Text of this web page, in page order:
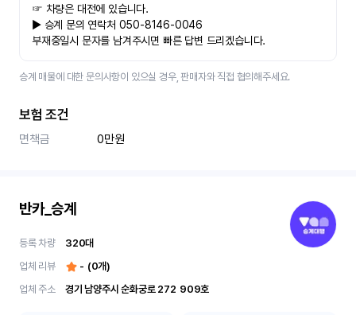
☞ 차량은 대전에 있습니다.
▶ 승계 문의 연락처 050-8146-0046
부재중일시 문자를 남겨주시면 빠른 답변 드리겠습니다.
승계 매물에 대한 문의사항이 있으실 경우, 판매자와 직접 협의해주세요.
보험 조건
면책금 0만원
반카_승계
등록 차량 320대
업체 리뷰
- (0개)
업체 주소
경기 남양주시 순화궁로 272	909호